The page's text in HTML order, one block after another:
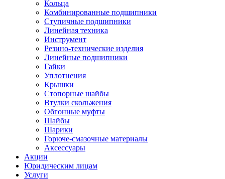
Кольца
Комбинированные подшипники
Ступичные подшипники
Линейная техника
Инструмент
Резино-технические изделия
Линейные подшипники
Гайки
Уплотнения
Крышки
Стопорные шайбы
Втулки скольжения
Обгонные муфты
Шайбы
Шарики
Горюче-смазочные материалы
Аксессуары
Акции
Юридическим лицам
Услуги